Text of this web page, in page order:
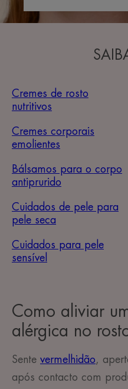
Cremes de rosto
nutritivos
Cremes corporais
emolientes
Bálsamos para o corpo
antiprurido
Cuidados de pele para
pele seca
Cuidados para pele
sensível
Como aliviar
alérgica no
Sente vermelhidão,
após contacto com